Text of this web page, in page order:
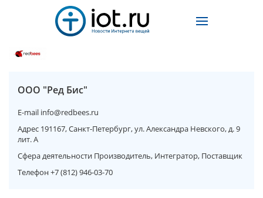
ООО "Ред Бис"
E-mail info@redbees.ru
Адрес 191167, Санкт-Петербург, ул. Александра Невского, д. 9
лит. А
Сфера деятельности Производитель, Интегратор, Поставщик
Телефон+7 (812) 946-03-70